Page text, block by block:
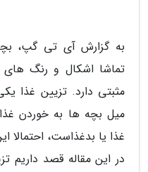
به گزارش آی تی گپ،
تماشا اشکال و رنگ های
مثبتی دارد. تزیین غذا
میل بچه ها به خوردن
غذا یا بدغذاست،
در این مقاله قصد داریم